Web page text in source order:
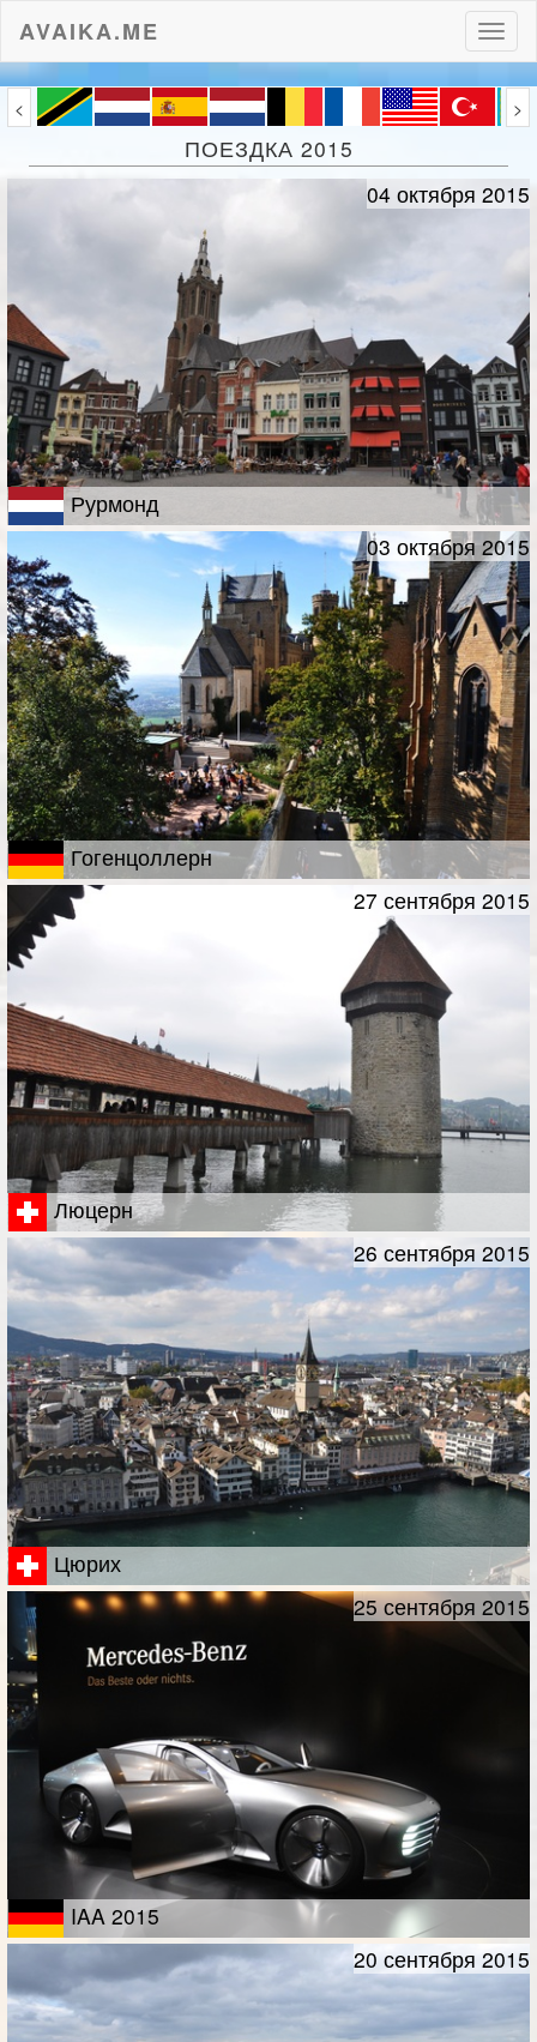
AVAIKA.ME
< >
ПОЕЗДКА 2015
Рурмонд
04 октября 2015
Гогенцоллерн
03 октября 2015
Люцерн
27 сентября 2015
Цюрих
26 сентября 2015
IAA 2015
25 сентября 2015
20 сентября 2015